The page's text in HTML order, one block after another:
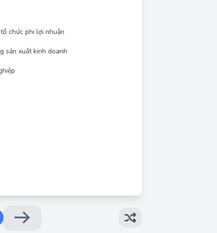
chức phi lợi nhuận
sản xuất kinh doanh
cho mọi loại hình tổ chức, bất kể quy mô,